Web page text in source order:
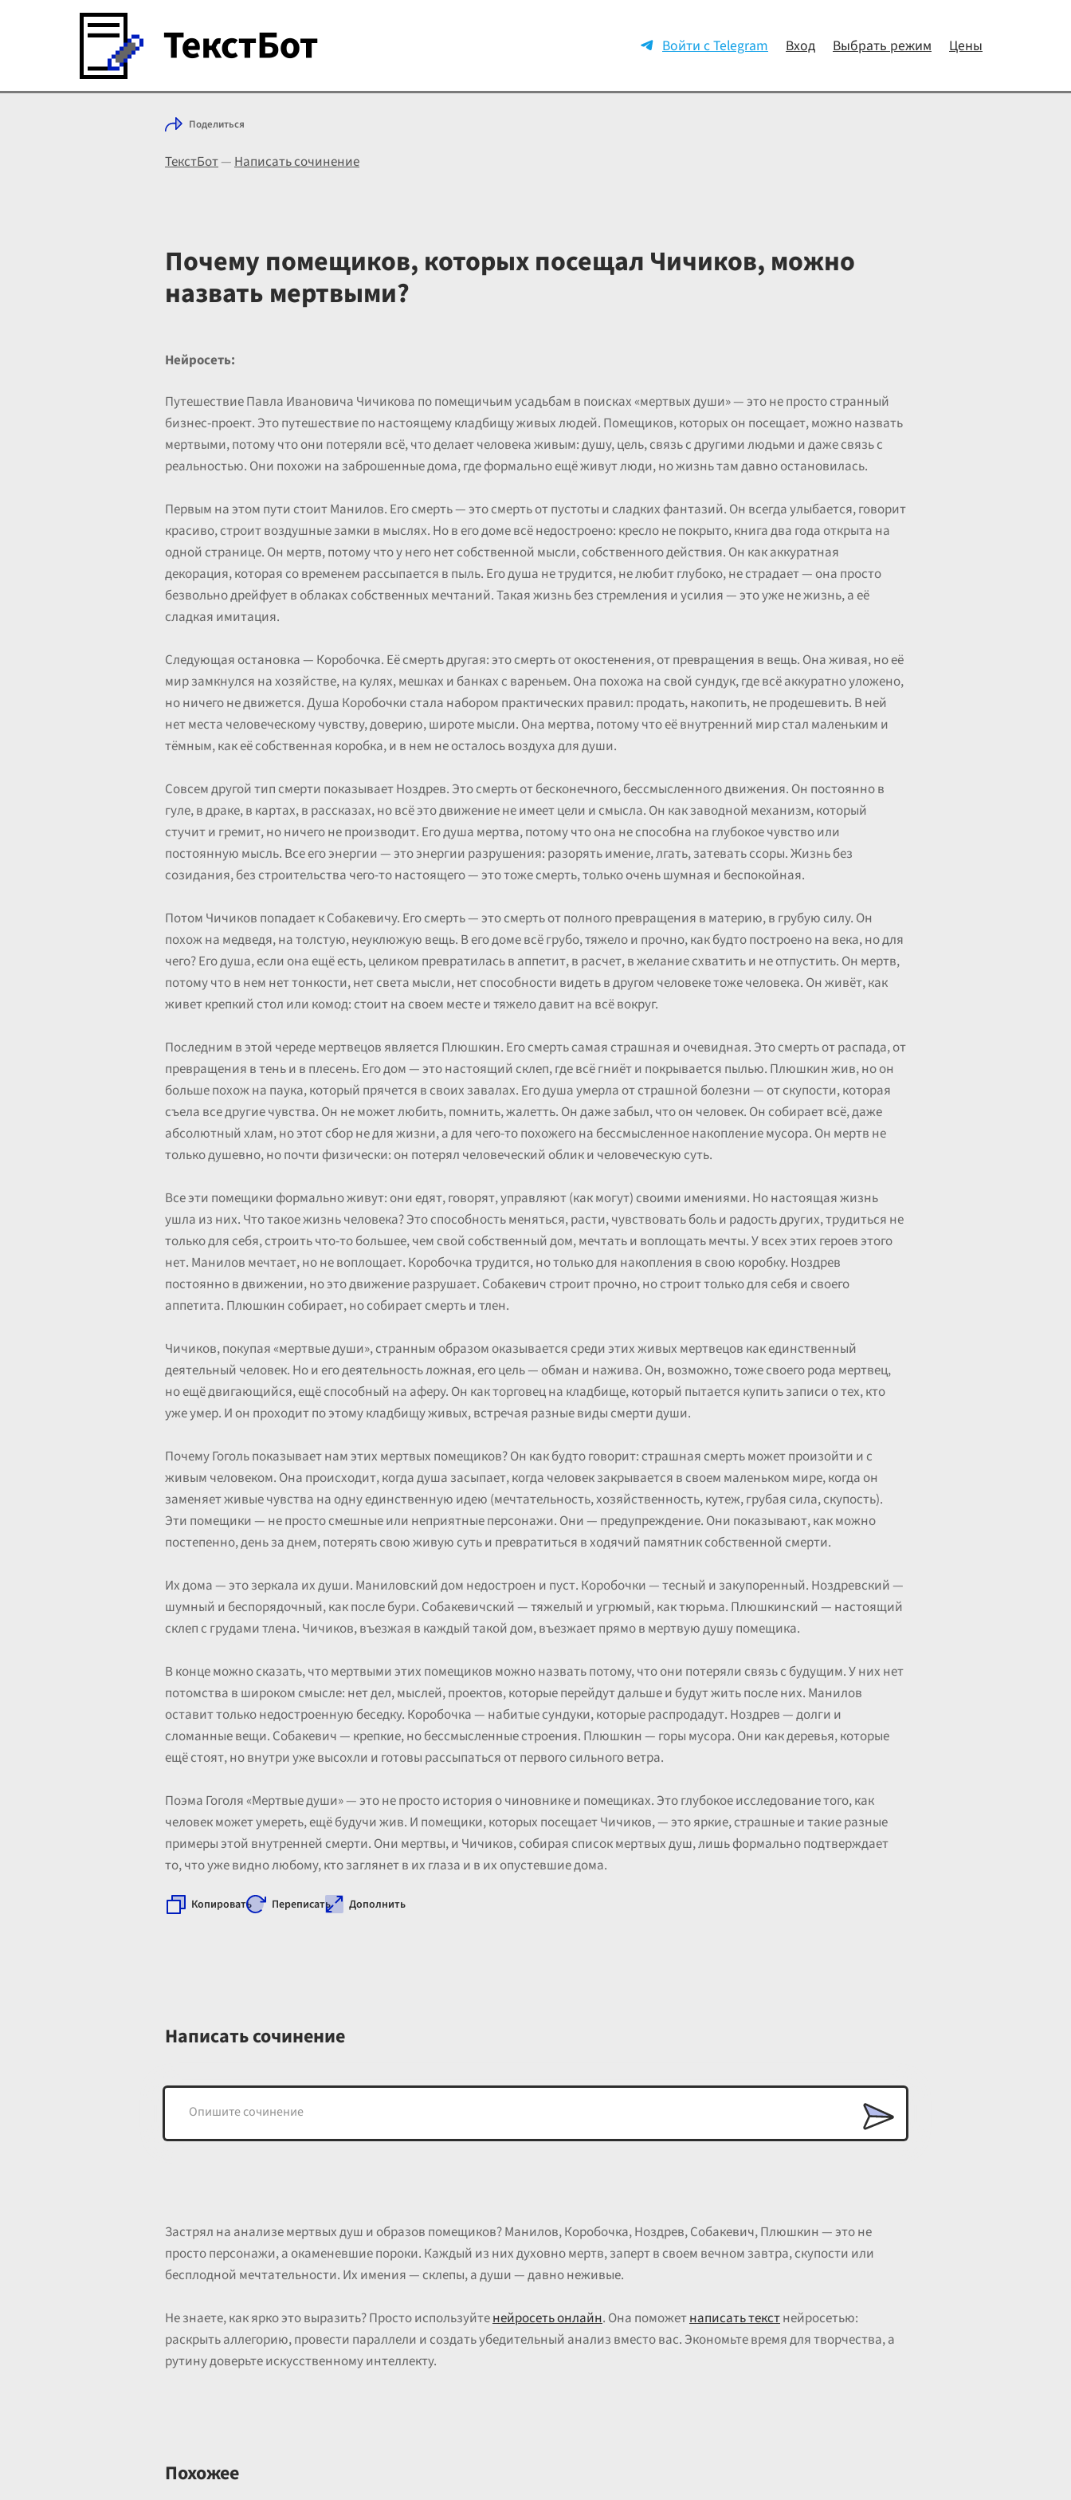
Войти с Telegram Вход Выбрать режим Цены
Поделиться
ТекстБот—Написать сочинение
Почему помещиков, которых посещал Чичиков, можно
назвать мертвыми?
Нейросеть:
Путешествие Павла Ивановича Чичикова по помещичьим усадьбам в поисках «мертвых души» — это не просто странный
бизнес-проект. Это путешествие по настоящему кладбищу живых людей. Помещиков, которых он посещает, можно назвать
мертвыми, потому что они потеряли всё, что делает человека живым: душу, цель, связь с другими людьми и даже связь с
реальностью. Они похожи на заброшенные дома, где формально ещё живут люди, но жизнь там давно остановилась.
Первым на этом пути стоит Манилов. Его смерть — это смерть от пустоты и сладких фантазий. Он всегда улыбается, говорит
красиво, строит воздушные замки в мыслях. Но в его доме всё недостроено: кресло не покрыто, книга два года открыта на
одной странице. Он мертв, потому что у него нет собственной мысли, собственного действия. Он как аккуратная
декорация, которая со временем рассыпается в пыль. Его душа не трудится, не любит глубоко, не страдает — она просто
безвольно дрейфует в облаках собственных мечтаний. Такая жизнь без стремления и усилия — это уже не жизнь, а её
сладкая имитация.
Следующая остановка — Коробочка. Её смерть другая: это смерть от окостенения, от превращения в вещь. Она живая, но её
мир замкнулся на хозяйстве, на кулях, мешках и банках с вареньем. Она похожа на свой сундук, где всё аккуратно уложено,
но ничего не движется. Душа Коробочки стала набором практических правил: продать, накопить, не продешевить. В ней
нет места человеческому чувству, доверию, широте мысли. Она мертва, потому что её внутренний мир стал маленьким и
тёмным, как её собственная коробка, и в нем не осталось воздуха для души.
Совсем другой тип смерти показывает Ноздрев. Это смерть от бесконечного, бессмысленного движения. Он постоянно в
гуле, в драке, в картах, в рассказах, но всё это движение не имеет цели и смысла. Он как заводной механизм, который
стучит и гремит, но ничего не производит. Его душа мертва, потому что она не способна на глубокое чувство или
постоянную мысль. Все его энергии — это энергии разрушения: разорять имение, лгать, затевать ссоры. Жизнь без
созидания, без строительства чего-то настоящего — это тоже смерть, только очень шумная и беспокойная.
Потом Чичиков попадает к Собакевичу. Его смерть — это смерть от полного превращения в материю, в грубую силу. Он
похож на медведя, на толстую, неуклюжую вещь. В его доме всё грубо, тяжело и прочно, как будто построено на века, но для
чего? Его душа, если она ещё есть, целиком превратилась в аппетит, в расчет, в желание схватить и не отпустить. Он мертв,
потому что в нем нет тонкости, нет света мысли, нет способности видеть в другом человеке тоже человека. Он живёт, как
живет крепкий стол или комод: стоит на своем месте и тяжело давит на всё вокруг.
Последним в этой череде мертвецов является Плюшкин. Его смерть самая страшная и очевидная. Это смерть от распада, от
превращения в тень и в плесень. Его дом — это настоящий склеп, где всё гниёт и покрывается пылью. Плюшкин жив, но он
больше похож на паука, который прячется в своих завалах. Его душа умерла от страшной болезни — от скупости, которая
съела все другие чувства. Он не может любить, помнить, жалетть. Он даже забыл, что он человек. Он собирает всё, даже
абсолютный хлам, но этот сбор не для жизни, а для чего-то похожего на бессмысленное накопление мусора. Он мертв не
только душевно, но почти физически: он потерял человеческий облик и человеческую суть.
Все эти помещики формально живут: они едят, говорят, управляют (как могут) своими имениями. Но настоящая жизнь
ушла из них. Что такое жизнь человека? Это способность меняться, расти, чувствовать боль и радость других, трудиться не
только для себя, строить что-то большее, чем свой собственный дом, мечтать и воплощать мечты. У всех этих героев этого
нет. Манилов мечтает, но не воплощает. Коробочка трудится, но только для накопления в свою коробку. Ноздрев
постоянно в движении, но это движение разрушает. Собакевич строит прочно, но строит только для себя и своего
аппетита. Плюшкин собирает, но собирает смерть и тлен.
Чичиков, покупая «мертвые души», странным образом оказывается среди этих живых мертвецов как единственный
деятельный человек. Но и его деятельность ложная, его цель — обман и нажива. Он, возможно, тоже своего рода мертвец,
но ещё двигающийся, ещё способный на аферу. Он как торговец на кладбище, который пытается купить записи о тех, кто
уже умер. И он проходит по этому кладбищу живых, встречая разные виды смерти души.
Почему Гоголь показывает нам этих мертвых помещиков? Он как будто говорит: страшная смерть может произойти и с
живым человеком. Она происходит, когда душа засыпает, когда человек закрывается в своем маленьком мире, когда он
заменяет живые чувства на одну единственную идею (мечтательность, хозяйственность, кутеж, грубая сила, скупость).
Эти помещики — не просто смешные или неприятные персонажи. Они — предупреждение. Они показывают, как можно
постепенно, день за днем, потерять свою живую суть и превратиться в ходячий памятник собственной смерти.
Их дома — это зеркала их души. Маниловский дом недостроен и пуст. Коробочки — тесный и закупоренный. Ноздревский —
шумный и беспорядочный, как после бури. Собакевичский — тяжелый и угрюмый, как тюрьма. Плюшкинский — настоящий
склеп с грудами тлена. Чичиков, въезжая в каждый такой дом, въезжает прямо в мертвую душу помещика.
В конце можно сказать, что мертвыми этих помещиков можно назвать потому, что они потеряли связь с будущим. У них нет
потомства в широком смысле: нет дел, мыслей, проектов, которые перейдут дальше и будут жить после них. Манилов
оставит только недостроенную беседку. Коробочка — набитые сундуки, которые распродадут. Ноздрев — долги и
сломанные вещи. Собакевич — крепкие, но бессмысленные строения. Плюшкин — горы мусора. Они как деревья, которые
ещё стоят, но внутри уже высохли и готовы рассыпаться от первого сильного ветра.
Поэма Гоголя «Мертвые души» — это не просто история о чиновнике и помещиках. Это глубокое исследование того, как
человек может умереть, ещё будучи жив. И помещики, которых посещает Чичиков, — это яркие, страшные и такие разные
примеры этой внутренней смерти. Они мертвы, и Чичиков, собирая список мертвых душ, лишь формально подтверждает
то, что уже видно любому, кто заглянет в их глаза и в их опустевшие дома.
Копировать Переписать Дополнить
Написать сочинение
Застрял на анализе мертвых душ и образов помещиков? Манилов, Коробочка, Ноздрев, Собакевич, Плюшкин — это не
просто персонажи, а окаменевшие пороки. Каждый из них духовно мертв, заперт в своем вечном завтра, скупости или
бесплодной мечтательности. Их имения — склепы, а души — давно неживые.
Не знаете, как ярко это выразить? Просто используйтенейросеть онлайн. Она поможетнаписать текстнейросетью:
раскрыть аллегорию, провести параллели и создать убедительный анализ вместо вас. Экономьте время для творчества, а
рутину доверьте искусственному интеллекту.
Похожее